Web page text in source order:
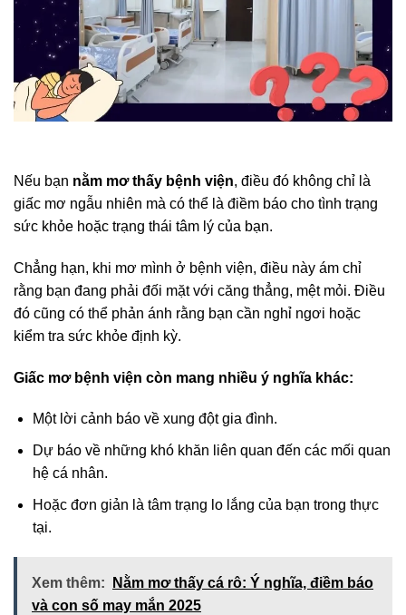
Nếu bạn nằm mơ thấy bệnh viện, điều đó không chỉ là
giấc mơ ngẫu nhiên mà có thể là điềm báo cho tình trạng
sức khỏe hoặc trạng thái tâm lý của bạn.
Chẳng hạn, khi mơ mình ở bệnh viện, điều này ám chỉ
rằng bạn đang phải đối mặt với căng thẳng, mệt mỏi. Điều
đó cũng có thể phản ánh rằng bạn cần nghỉ ngơi hoặc
kiểm tra sức khỏe định kỳ.
Giấc mơ bệnh viện còn mang nhiều ý nghĩa khác:
Một lời cảnh báo về xung đột gia đình.
Dự báo về những khó khăn liên quan đến các mối quan
hệ cá nhân.
Hoặc đơn giản là tâm trạng lo lắng của bạn trong thực
tại.
Xem thêm:
Nằm mơ thấy cá rô: Ý nghĩa, điềm báo
và con số may mắn 2025